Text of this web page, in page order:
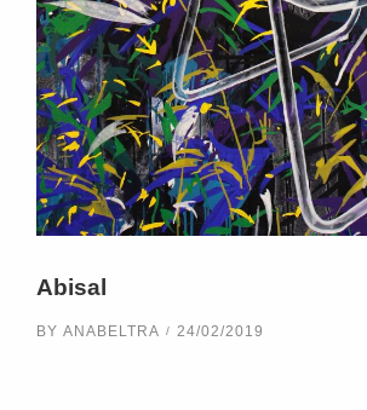
Abisal
BY ANABELTRA 24/02/2019